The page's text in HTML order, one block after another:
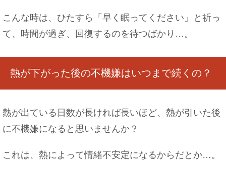
こんな時は、ひたすら「早く眠ってください」と祈っ
て、時間が過ぎ、回復するのを待つばかり…。
熱が下がった後の不機嫌はいつまで続くの？
熱が出ている日数が長ければ長いほど、熱が引いた後
に不機嫌になると思いませんか？
これは、熱によって情緒不安定になるからだとか…。